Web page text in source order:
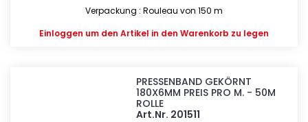
Verpackung : Rouleau von 150 m
Einloggen um den Artikel in den Warenkorb zu legen
PRESSENBAND GEKÖRNT
180X6MM PREIS PRO M. - 50M
ROLLE
Art.Nr. 201511